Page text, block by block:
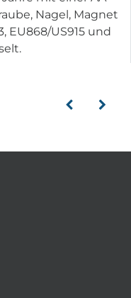
Nagel, Magnet
EU868/US915 und